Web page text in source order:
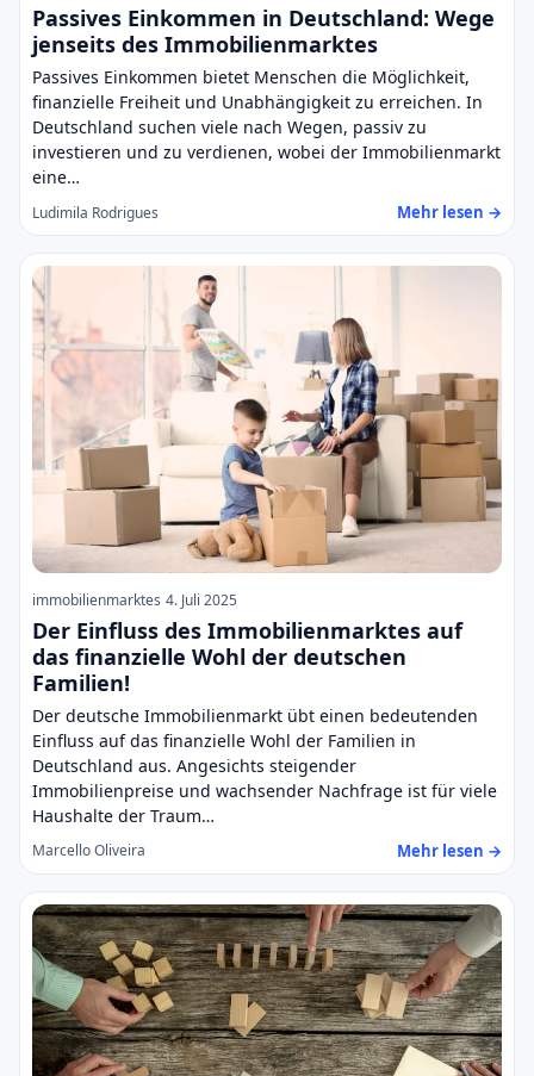
Passives Einkommen in Deutschland: Wege
jenseits des Immobilienmarktes
Passives Einkommen bietet Menschen die Möglichkeit,
finanzielle Freiheit und Unabhängigkeit zu erreichen. In
Deutschland suchen viele nach Wegen, passiv zu
investieren und zu verdienen, wobei der Immobilienmarkt
eine…
Ludimila Rodrigues Mehr lesen →
immobilienmarktes 4. Juli 2025
Der Einfluss des Immobilienmarktes auf
das finanzielle Wohl der deutschen
Familien!
Der deutsche Immobilienmarkt übt einen bedeutenden
Einfluss auf das finanzielle Wohl der Familien in
Deutschland aus. Angesichts steigender
Immobilienpreise und wachsender Nachfrage ist für viele
Haushalte der Traum…
Marcello Oliveira Mehr lesen →